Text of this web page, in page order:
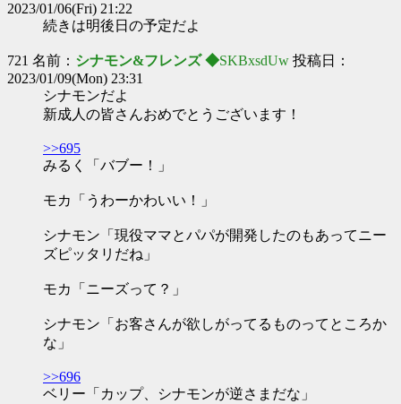
2023/01/06(Fri) 21:22
続きは明後日の予定だよ
721 名前： シナモン&フレンズ ◆SKBxsdUw 投稿日：
2023/01/09(Mon) 23:31
シナモンだよ
新成人の皆さんおめでとうございます！
>>695
みるく「バブー！」
モカ「うわーかわいい！」
シナモン「現役ママとパパが開発したのもあってニー
ズピッタリだね」
モカ「ニーズって？」
シナモン「お客さんが欲しがってるものってところか
な」
>>696
ベリー「カップ、シナモンが逆さまだな」